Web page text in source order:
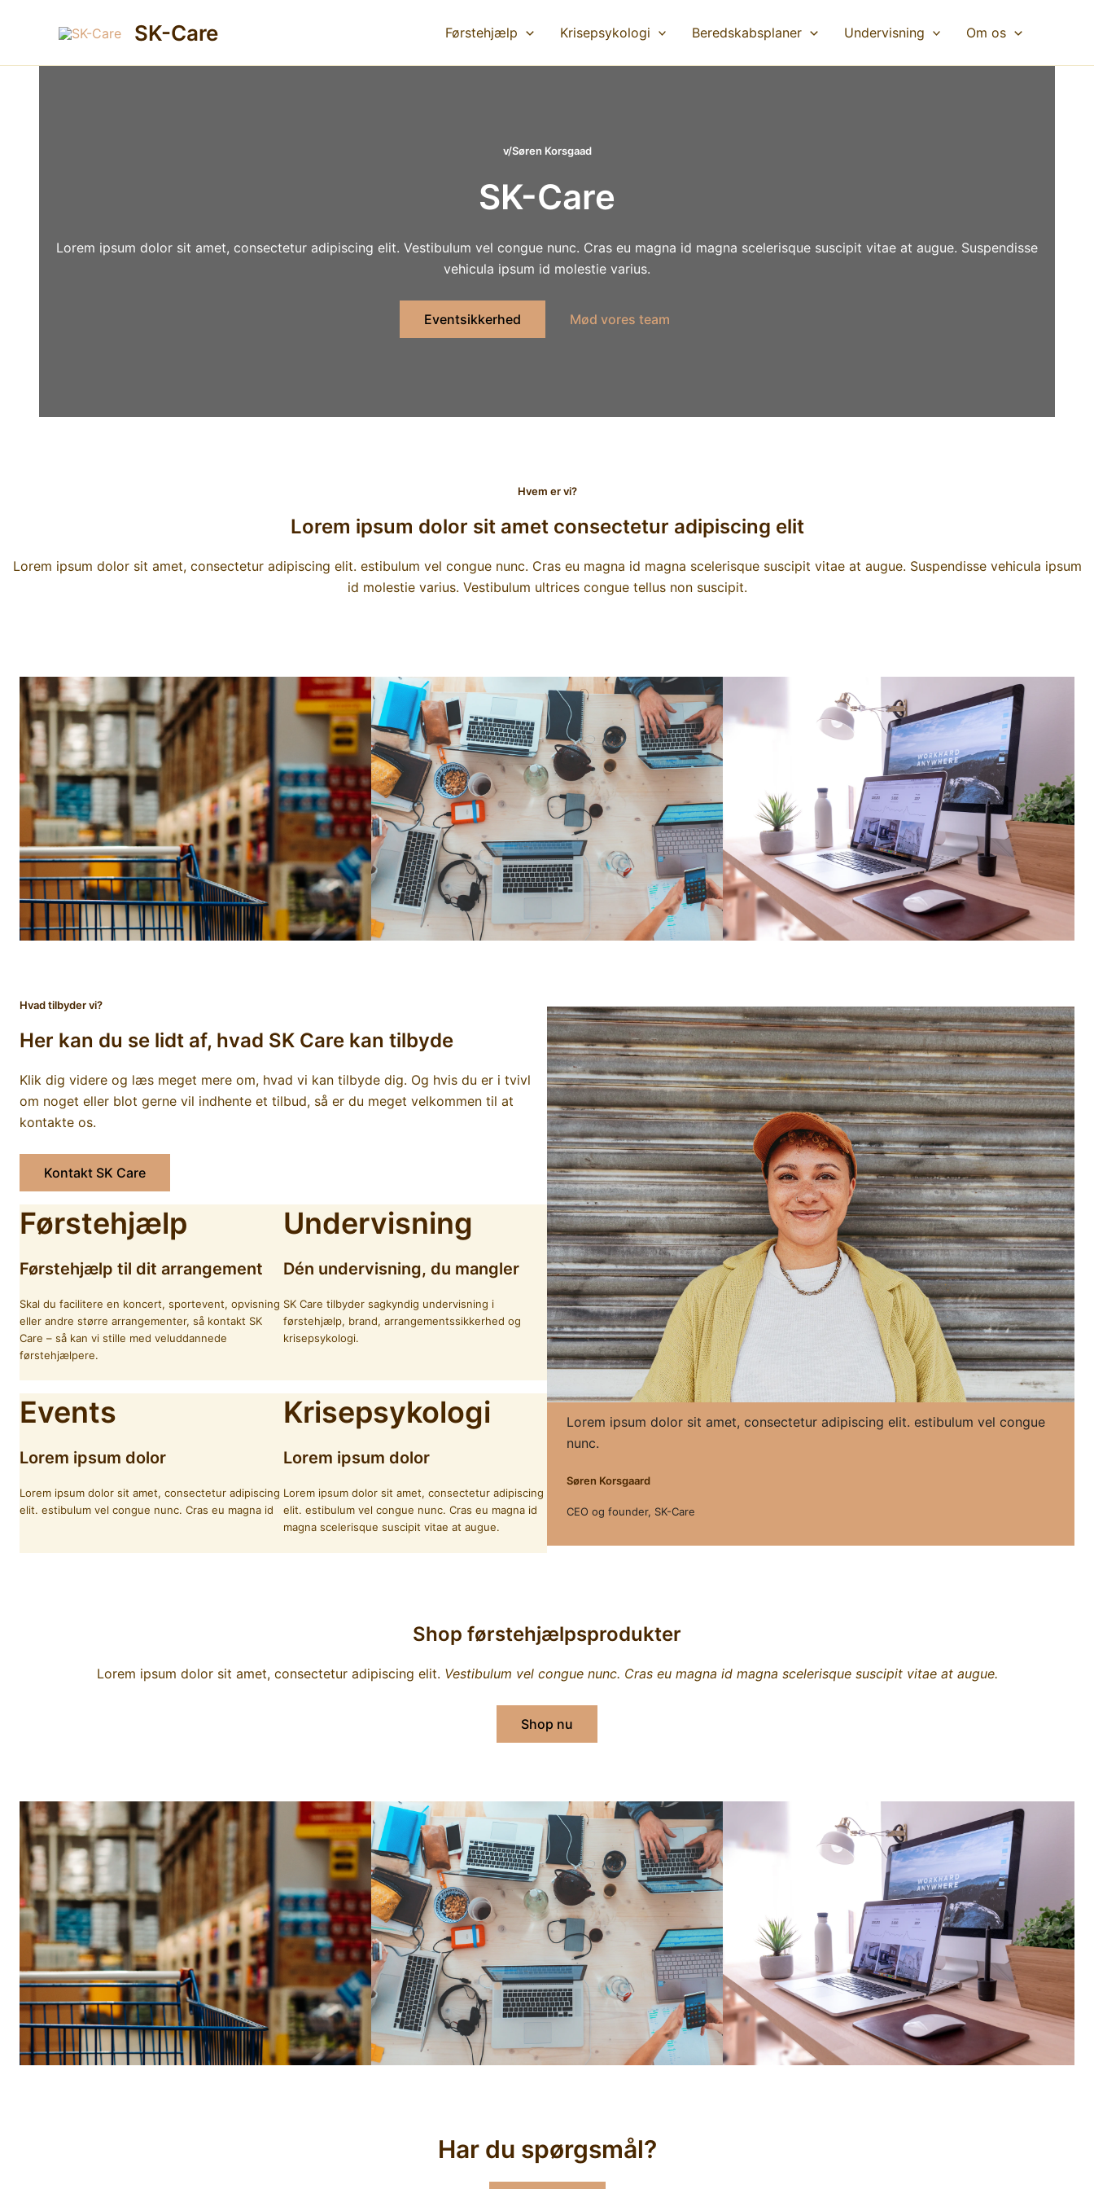
SK-Care Førstehjælp Krisepsykologi Beredskabsplaner Undervisning Om os
v/Søren Korsgaad
SK-Care
Lorem ipsum dolor sit amet, consectetur adipiscing elit. Vestibulum vel congue nunc. Cras eu magna id magna scelerisque suscipit vitae at augue. Suspendisse
vehicula ipsum id molestie varius.
Eventsikkerhed Mød vores team
Hvem er vi?
Lorem ipsum dolor sit amet consectetur adipiscing elit
Lorem ipsum dolor sit amet, consectetur adipiscing elit. estibulum vel congue nunc. Cras eu magna id magna scelerisque suscipit vitae at augue. Suspendisse vehicula ipsum
id molestie varius. Vestibulum ultrices congue tellus non suscipit.
Hvad tilbyder vi?
Her kan du se lidt af, hvad SK Care kan tilbyde
Klik dig videre og læs meget mere om, hvad vi kan tilbyde dig. Og hvis du er i tvivl
om noget eller blot gerne vil indhente et tilbud, så er du meget velkommen til at
kontakte os.
Kontakt SK Care
Førstehjælp
Førstehjælp til dit arrangement
Skal du facilitere en koncert, sportevent, opvisning
eller andre større arrangementer, så kontakt SK
Care – så kan vi stille med veluddannede
førstehjælpere.
Undervisning
Dén undervisning, du mangler
SK Care tilbyder sagkyndig undervisning i
førstehjælp, brand, arrangementssikkerhed og
krisepsykologi.
Events
Lorem ipsum dolor
Lorem ipsum dolor sit amet, consectetur adipiscing
elit. estibulum vel congue nunc. Cras eu magna id
Krisepsykologi
Lorem ipsum dolor
Lorem ipsum dolor sit amet, consectetur adipiscing
elit. estibulum vel congue nunc. Cras eu magna id
magna scelerisque suscipit vitae at augue.
Lorem ipsum dolor sit amet, consectetur adipiscing elit. estibulum vel congue
nunc.
Søren Korsgaard
CEO og founder, SK-Care
Shop førstehjælpsprodukter
Lorem ipsum dolor sit amet, consectetur adipiscing elit. Vestibulum vel congue nunc. Cras eu magna id magna scelerisque suscipit vitae at augue.
Shop nu
Har du spørgsmål?